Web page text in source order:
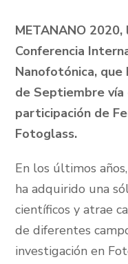
METANANO
Conferencia
Nanofotónica,
de Septiembre vía
participación de
Fotoglass.
En los últimos
ha adquirido una
científicos y atrae
de diferentes
investigación en